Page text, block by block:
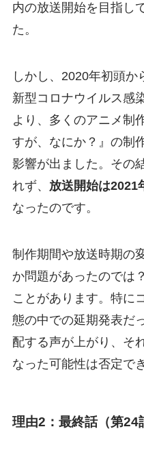
内の放送開始を目指し
た。
しかし、2020年初頭か
新型コロナウイルス感
より、多くのアニメ制
すが、なにか？』の制
影響が出ました。その
れず、 放送開始は2021
なったのです。
制作期間や放送時期の
か問題があったのでは
ことがあります。特に
態の中での延期発表だ
配する声が上がり、そ
なった可能性は否定で
理由2：最終話（第24